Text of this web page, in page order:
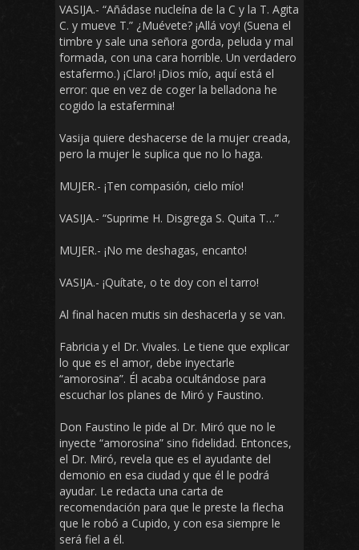
VASIJA.- “Añádase nucleína de la C y la T. Agita
C. y mueve T.” ¿Muévete? ¡Allá voy! (Suena el
timbre y sale una señora gorda, peluda y mal
formada, con una cara horrible. Un verdadero
estafermo.) ¡Claro! ¡Dios mío, aquí está el
error: que en vez de coger la belladona he
cogido la estafermina!
Vasija quiere deshacerse de la mujer creada,
pero la mujer le suplica que no lo haga.
MUJER.- ¡Ten compasión, cielo mío!
VASIJA.- “Suprime H. Disgrega S. Quita T…”
MUJER.- ¡No me deshagas, encanto!
VASIJA.- ¡Quítate, o te doy con el tarro!
Al final hacen mutis sin deshacerla y se van.
Fabricia y el Dr. Vivales. Le tiene que explicar
lo que es el amor, debe inyectarle
“amorosina”. Él acaba ocultándose para
escuchar los planes de Miró y Faustino.
Don Faustino le pide al Dr. Miró que no le
inyecte “amorosina” sino fidelidad. Entonces,
el Dr. Miró, revela que es el ayudante del
demonio en esa ciudad y que él le podrá
ayudar. Le redacta una carta de
recomendación para que le preste la flecha
que le robó a Cupido, y con esa siempre le
será fiel a él.